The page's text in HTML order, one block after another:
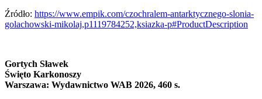
Źródło: https://www.empik.com/czochralem-antarktycznego-slonia-
golachowski-mikolaj,p1119784252,ksiazka-p#ProductDescription
Gortych Sławek
Święto Karkonoszy
Warszawa: Wydawnictwo WAB 2026, 460 s.